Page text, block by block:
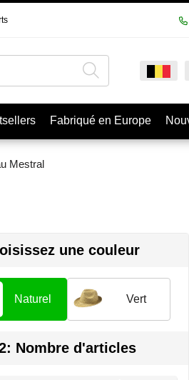
Fabriqué en Europe
Mestral
une couleur
Naturel Vert
Nombre d'articles